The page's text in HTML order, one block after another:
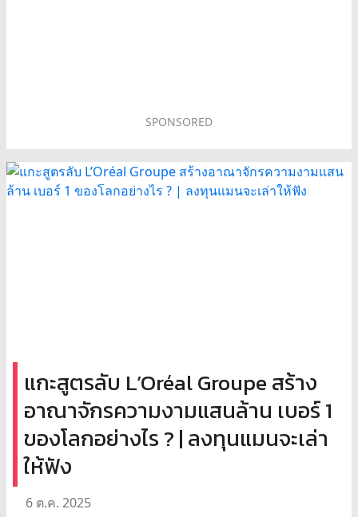
SPONSORED
แกะสูตรลับ L’Oréal Groupe สร้าง
อาณาจักรความงามแสนล้าน เบอร์ 1
ของโลกอย่างไร ? | ลงทุนแมนจะเล่า
ให้ฟัง
6 ต.ค. 2025